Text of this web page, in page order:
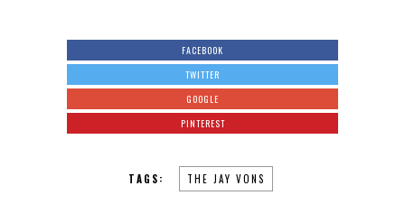
FACEBOOK
TWITTER
GOOGLE
PINTEREST
TAGS: THE JAY VONS